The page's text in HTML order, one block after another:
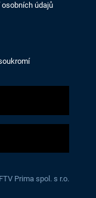
údajů
Prima spol. s r.o.